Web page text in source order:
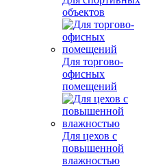
объектов
Для торгово-
офисных
помещений
Для цехов с
повышенной
влажностью